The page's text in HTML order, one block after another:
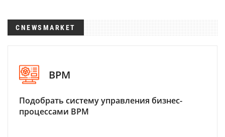
CNEWSMARKET
BPM
Подобрать систему управления бизнес-
процессами BPM